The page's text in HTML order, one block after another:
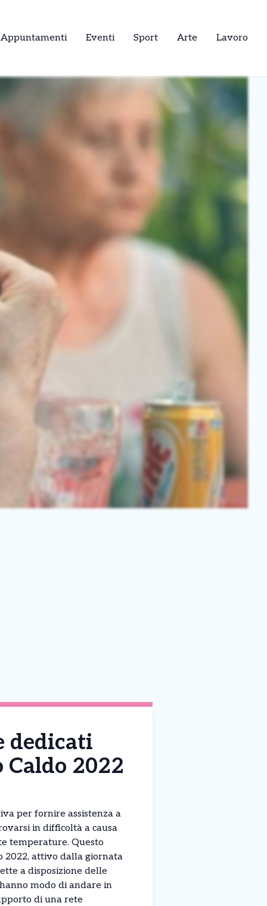
Appuntamenti Eventi Sport Arte Lavoro
dedicati
2022
per fornire assistenza a
in difficoltà a causa
temperature. Questo
2022, attivo dalla giornata
a disposizione delle
modo di andare in
di una rete